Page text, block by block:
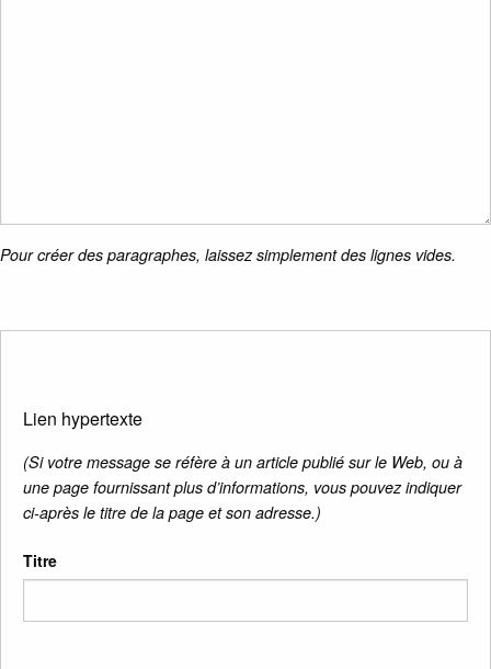
Pour créer des paragraphes, laissez simplement des lignes vides.
Lien hypertexte
(Si votre message se réfère à un article publié sur le Web, ou à
une page fournissant plus d’informations, vous pouvez indiquer
ci-après le titre de la page et son adresse.)
Titre